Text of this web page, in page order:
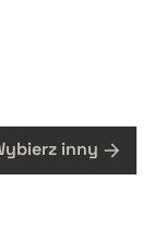
inny